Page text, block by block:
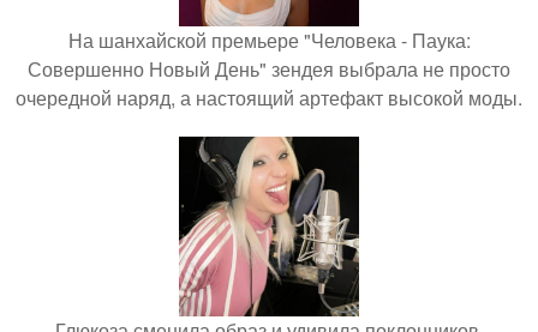
На шанхайской премьере "Человека - Паука:
Совершенно Новый День" зендея выбрала не просто
очередной наряд, а настоящий артефакт высокой моды.